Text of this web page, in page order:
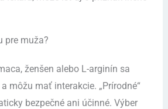
pre muža?
ženšen alebo L-arginín sa
môžu mať interakcie. „Prírodné“
bezpečné ani účinné. Výber